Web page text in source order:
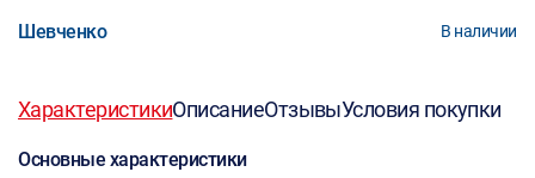
Шевченко В наличии
ХарактеристикиОписаниеОтзывыУсловия покупки
Основные характеристики